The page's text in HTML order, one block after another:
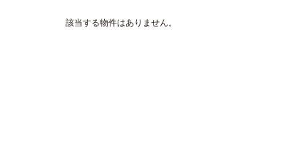
該当する物件はありません。